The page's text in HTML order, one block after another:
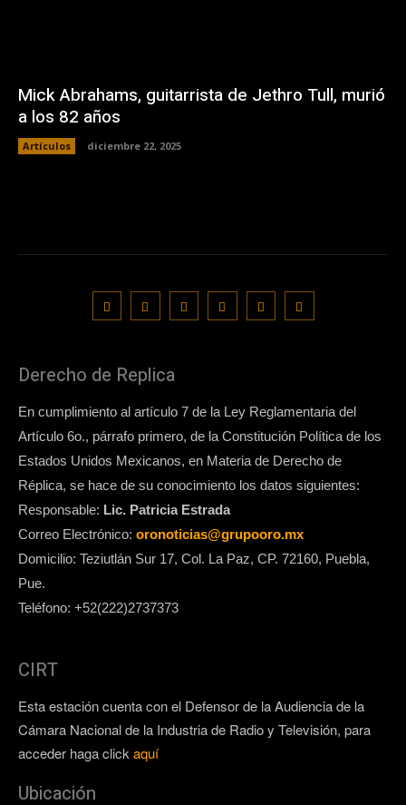
Mick Abrahams, guitarrista de Jethro Tull, murió
a los 82 años
Artículos diciembre 22, 2025
Derecho de Replica
En cumplimiento al artículo 7 de la Ley Reglamentaria del
Artículo 6o., párrafo primero, de la Constitución Política de los
Estados Unidos Mexicanos, en Materia de Derecho de
Réplica, se hace de su conocimiento los datos siguientes:
Responsable: Lic. Patricia Estrada
Correo Electrónico: oronoticias@grupooro.mx
Domicilio: Teziutlán Sur 17, Col. La Paz, CP. 72160, Puebla,
Pue.
Teléfono: +52(222)2737373
CIRT
Esta estación cuenta con el Defensor de la Audiencia de la
Cámara Nacional de la Industria de Radio y Televisión, para
acceder haga clickaquí
Ubicación